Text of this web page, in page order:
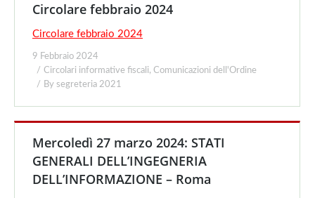
Circolare febbraio 2024
Circolare febbraio 2024
9 Febbraio 2024
Circolari informative fiscali, Comunicazioni dell'Ordine
By segreteria 2021
Mercoledì 27 marzo 2024: STATI
GENERALI DELL’INGEGNERIA
DELL’INFORMAZIONE – Roma